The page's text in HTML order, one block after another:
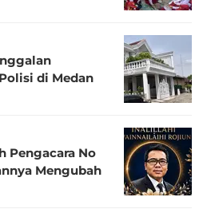
di Medan
Pengacara No
Mengubah